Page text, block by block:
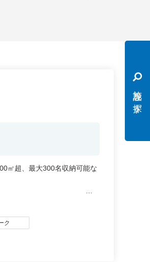
施設を探す
㎡超、最大300名収納可能な
ク